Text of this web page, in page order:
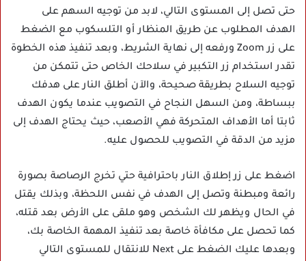
حتى تصل إلى المستوى التالي، لابد من توجيه السهم على
الهدف المطلوب عن طريق المنظار أو التلسكوب مع الضغط
على زر Zoom ورفعه إلى نهاية الشريط، وبعد تنفيذ هذه الخطوة
تقدر استخدام زر التكبير في سلاحك الخاص حتى تتمكن من
توجيه السلاح بطريقة صحيحة، والآن أطلق النار على هدفك
ببساطة، ومن السهل النجاح في التصويب عندما يكون الهدف
ثابتا أما الأهداف المتحركة فهي الأصعب، حيث يحتاج الهدف إلى
مزيد من الدقة في التصويب للحصول عليه.
اضغط على زر إطلاق النار باحترافية حتي تخرج الرصاصة بصورة
رائعة ومبطنة وتصل إلى الهدف في نفس اللحظة، وبذلك يقتل
في الحال ويظهر لك الشخص وهو ملقى على الأرض بعد قتله،
كما تحصل على مكافأة خاصة بعد تنفيذ المهمة الخاصة بك،
وبعدها عليك الضغط على Next للانتقال للمستوى التالي